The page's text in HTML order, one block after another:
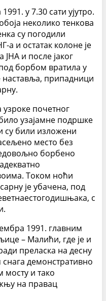
у 7.30 сати ујутро.
неколико тенкова
су погодили
а и остатак колоне је
ЈНА и после јаког
борбом вратила у
наставља, припадници
почетног
узајамне подршке
су били изложени
место без
борбено
Током ноћи
је убачена, под
с
1991. главним
– Малићи, где је и
преласка на десну
демонстративно
мосту и тако
на правац